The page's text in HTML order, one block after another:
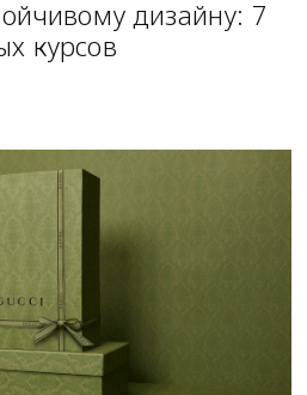
дизайну: 7
курсов